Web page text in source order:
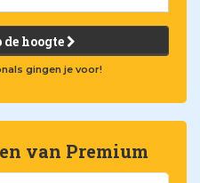
hoogte
gingen je voor!
van Premium